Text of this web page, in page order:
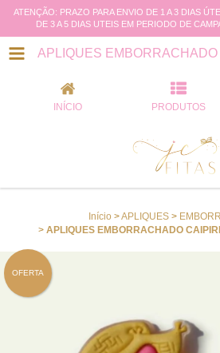
ATENÇÃO: PRAZO PARA ENVIO DE 1 A 3 DIAS
DE 3 A 5 DIAS UTEIS EM PERIODO DE
INÍCIO PRODUTOS
Início >APLIQUES >
> APLIQUES EMBORRACHADO
OFERTA